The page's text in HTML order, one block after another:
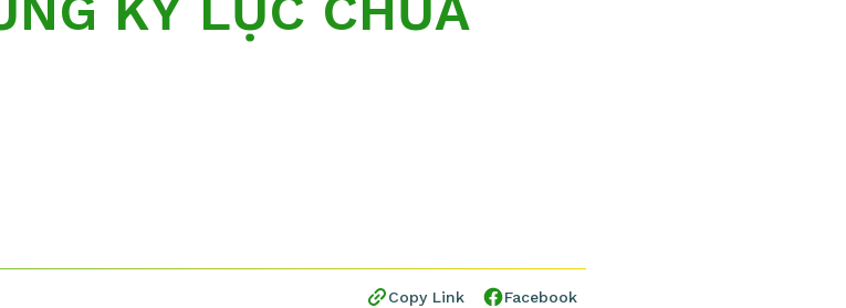
Copy Link Facebook